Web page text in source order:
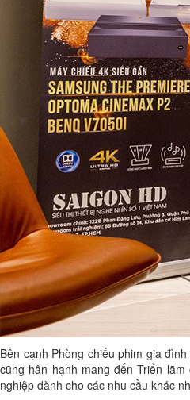
Bên cạnh Phòng chiếu phim gia
cũng hân hạnh mang đến Triển
nghiệp dành cho các nhu cầu khác